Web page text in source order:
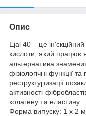
Опис
Ejal 40 – це ін'єкційний
кислоти, який працює
альтернатива
фізіологічні функції
реструктуризації
активності
колагену та еластину.
Форма випуску: 1 х 2